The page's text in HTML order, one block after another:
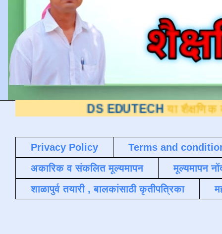
DS EDUTECH या शैक्षणिक ब्लॉगवर
Privacy Policy
Terms and
अकारिक व संकलित मूल्यमापन
मूल्यमापन
शाळापुर्व तयारी , बालकांसाठी कृतीपत्रिका